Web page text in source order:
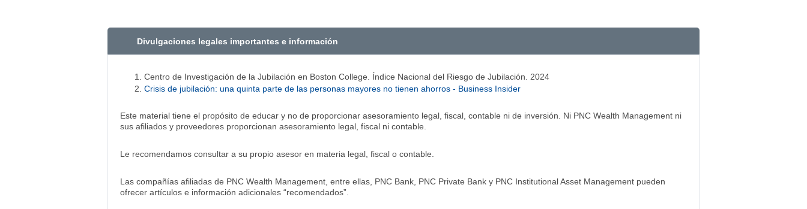
Divulgaciones legales importantes e información
Centro de Investigación de la Jubilación en Boston College. Índice Nacional del Riesgo de Jubilación. 2024
Crisis de jubilación: una quinta parte de las personas mayores no tienen ahorros - Business Insider
Este material tiene el propósito de educar y no de proporcionar asesoramiento legal, fiscal, contable ni de inversión. Ni PNC Wealth Management ni
sus afiliados y proveedores proporcionan asesoramiento legal, fiscal ni contable.
Le recomendamos consultar a su propio asesor en materia legal, fiscal o contable.
Las compañías afiliadas de PNC Wealth Management, entre ellas, PNC Bank, PNC Private Bank y PNC Institutional Asset Management pueden
ofrecer artículos e información adicionales “recomendados”.